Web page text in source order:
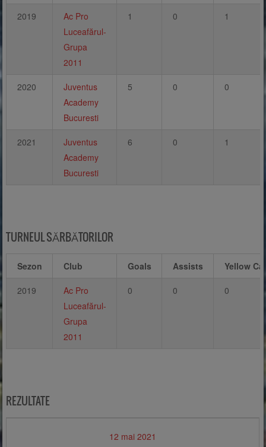
2019
Ac Pro
Luceafărul-
Grupa
2011
1 0 1
2020
Juventus
Academy
Bucuresti
5 0 0
2021
Juventus
Academy
Bucuresti
6 0 1
TURNEUL SĂRBĂTORILOR
Sezon Club Goals Assists Yellow
2019
Ac Pro
Luceafărul-
Grupa
2011
0 0 0
REZULTATE
12 mai 2021